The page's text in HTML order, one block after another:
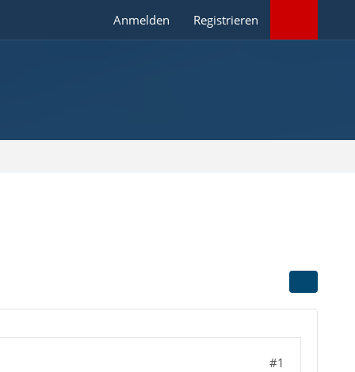
Anmelden Registrieren
#1